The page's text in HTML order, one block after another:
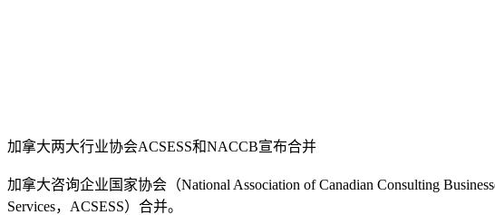
加拿大两大行业协会ACSESS和NACCB宣布合并
加拿大咨询企业国家协会（National Association of Canadian Consulting
Services，ACSESS）合并。